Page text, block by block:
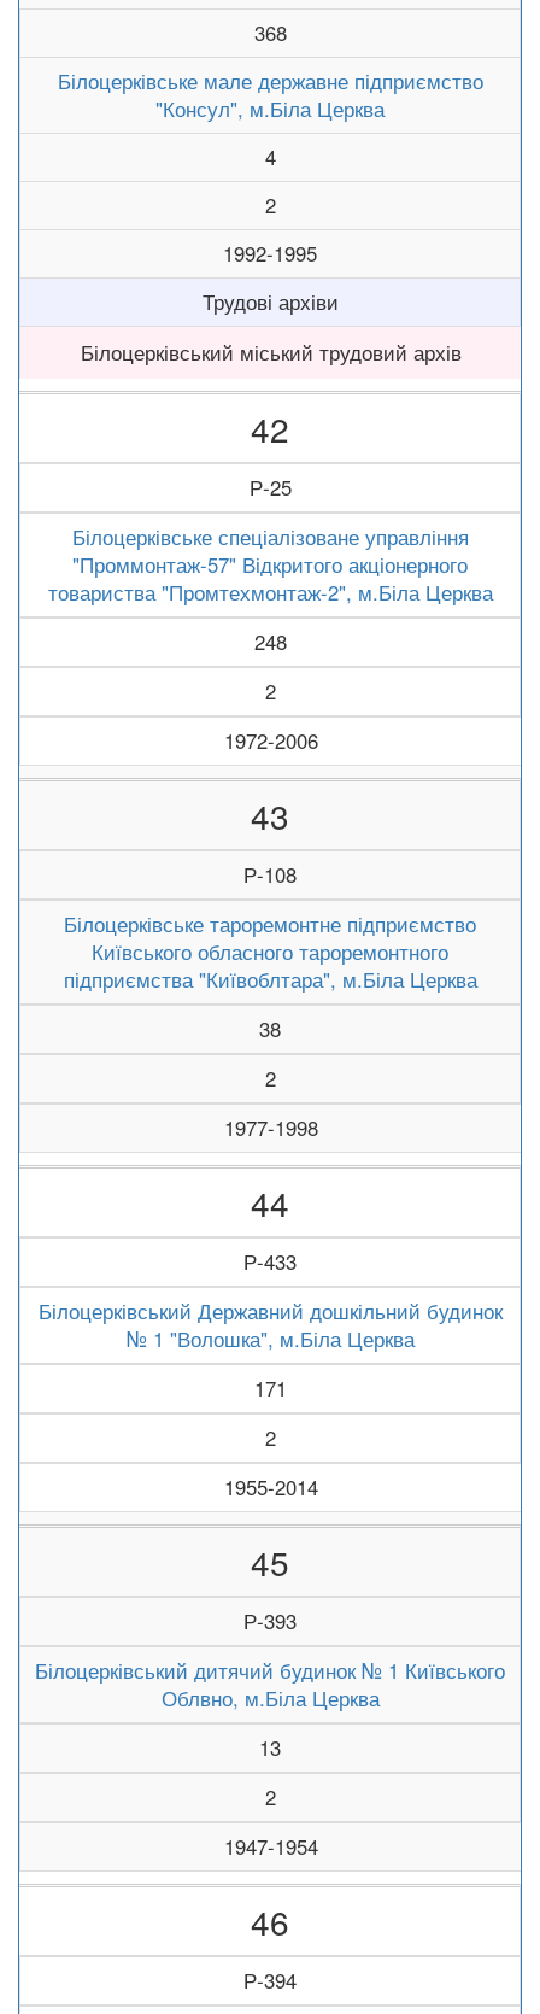
368
Білоцерківське мале державне підприємство
"Консул", м.Біла Церква
4
2
1992-1995
Трудові архіви
Білоцерківський міський трудовий архів
42
Р-25
Білоцерківське спеціалізоване управління
"Проммонтаж-57" Відкритого акціонерного
товариства "Промтехмонтаж-2", м.Біла Церква
248
2
1972-2006
43
Р-108
Білоцерківське тароремонтне підприємство
Київського обласного тароремонтного
підприємства "Київоблтара", м.Біла Церква
38
2
1977-1998
44
Р-433
Білоцерківський Державний дошкільний будинок
№ 1 "Волошка", м.Біла Церква
171
2
1955-2014
45
Р-393
Білоцерківський дитячий будинок № 1 Київського
Облвно, м.Біла Церква
13
2
1947-1954
46
Р-394